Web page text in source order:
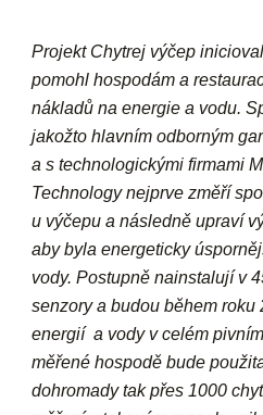
Projekt Chytrej výčep
pomohl hospodám a
nákladů na energie a vodu.
jakožto hlavním odborným
a s technologickými firmami
Technology nejprve změří
u výčepu a následně upraví
aby byla energeticky
vody. Postupně nainstalují v
senzory a budou během roku
energií a vody v celém
měřené hospodě bude
dohromady tak přes 1000